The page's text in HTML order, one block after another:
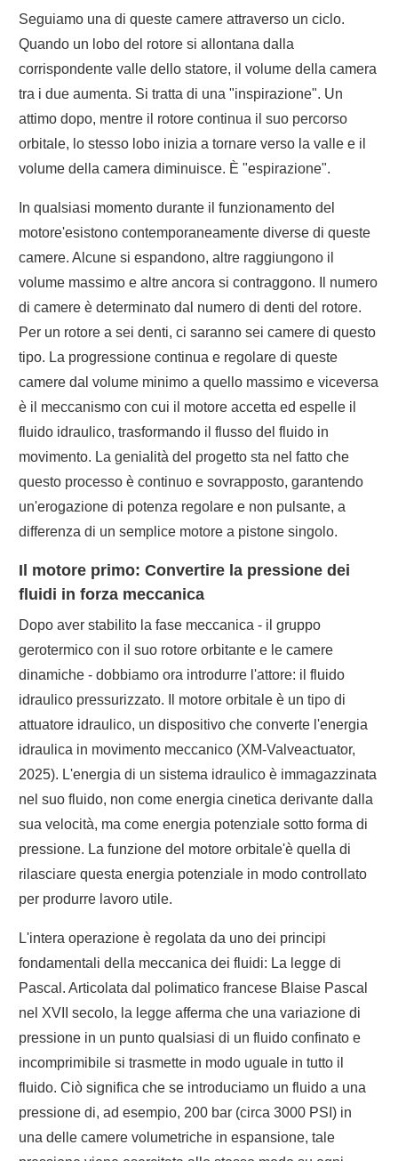
Seguiamo una di queste camere attraverso un ciclo.
Quando un lobo del rotore si allontana dalla
corrispondente valle dello statore, il volume della camera
tra i due aumenta. Si tratta di una "inspirazione". Un
attimo dopo, mentre il rotore continua il suo percorso
orbitale, lo stesso lobo inizia a tornare verso la valle e il
volume della camera diminuisce. È "espirazione".
In qualsiasi momento durante il funzionamento del
motore'esistono contemporaneamente diverse di queste
camere. Alcune si espandono, altre raggiungono il
volume massimo e altre ancora si contraggono. Il numero
di camere è determinato dal numero di denti del rotore.
Per un rotore a sei denti, ci saranno sei camere di questo
tipo. La progressione continua e regolare di queste
camere dal volume minimo a quello massimo e viceversa
è il meccanismo con cui il motore accetta ed espelle il
fluido idraulico, trasformando il flusso del fluido in
movimento. La genialità del progetto sta nel fatto che
questo processo è continuo e sovrapposto, garantendo
un'erogazione di potenza regolare e non pulsante, a
differenza di un semplice motore a pistone singolo.
Il motore primo: Convertire la pressione dei
fluidi in forza meccanica
Dopo aver stabilito la fase meccanica - il gruppo
gerotermico con il suo rotore orbitante e le camere
dinamiche - dobbiamo ora introdurre l'attore: il fluido
idraulico pressurizzato. Il motore orbitale è un tipo di
attuatore idraulico, un dispositivo che converte l'energia
idraulica in movimento meccanico (XM-Valveactuator,
2025). L'energia di un sistema idraulico è immagazzinata
nel suo fluido, non come energia cinetica derivante dalla
sua velocità, ma come energia potenziale sotto forma di
pressione. La funzione del motore orbitale'è quella di
rilasciare questa energia potenziale in modo controllato
per produrre lavoro utile.
L'intera operazione è regolata da uno dei principi
fondamentali della meccanica dei fluidi: La legge di
Pascal. Articolata dal polimatico francese Blaise Pascal
nel XVII secolo, la legge afferma che una variazione di
pressione in un punto qualsiasi di un fluido confinato e
incomprimibile si trasmette in modo uguale in tutto il
fluido. Ciò significa che se introduciamo un fluido a una
pressione di, ad esempio, 200 bar (circa 3000 PSI) in
una delle camere volumetriche in espansione, tale